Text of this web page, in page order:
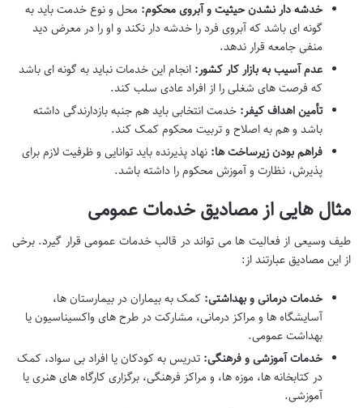
خدشه دار نشدن حیثیت و آبروی محکوم: محل و نوع خدمت باید به
گونه ای باشد که آبروی فرد را خدشه دار نکند و او را در معرض دید
منفی جامعه قرار ندهد.
عدم آسیب به بازار کار کشور: انجام این خدمات نباید به گونه ای باشد
که فرصت های شغلی را از افراد عادی سلب کند.
تأمین اهداف کیفر: خدمت انتخابی باید هم جنبه بازدارندگی داشته
باشد و هم به اصلاح و تربیت محکوم کمک کند.
فراهم بودن زیرساخت ها: نهاد پذیرنده باید توانایی و ظرفیت لازم برای
پذیرش، نظارت و آموزش محکوم را داشته باشد.
مثال هایی از مصادیق خدمات عمومی
طیف وسیعی از فعالیت ها می تواند در قالب خدمات عمومی قرار گیرد. برخی
از این مصادیق عبارتند از:
خدمات درمانی و بهداشتی: کمک به بیماران در بیمارستان ها،
آسایشگاه ها و مراکز درمانی، مشارکت در طرح های واکسیناسیون یا
بهداشت عمومی.
خدمات آموزشی و فرهنگی: تدریس به کودکان یا افراد بی سواد، کمک
در کتابخانه ها، موزه ها، و مراکز فرهنگی، برگزاری کارگاه های هنری یا
آموزشی.